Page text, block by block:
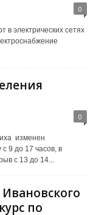
0
в электрических сетях
0
изменен
9 до 17 часов, в
с 13 до 14...
по